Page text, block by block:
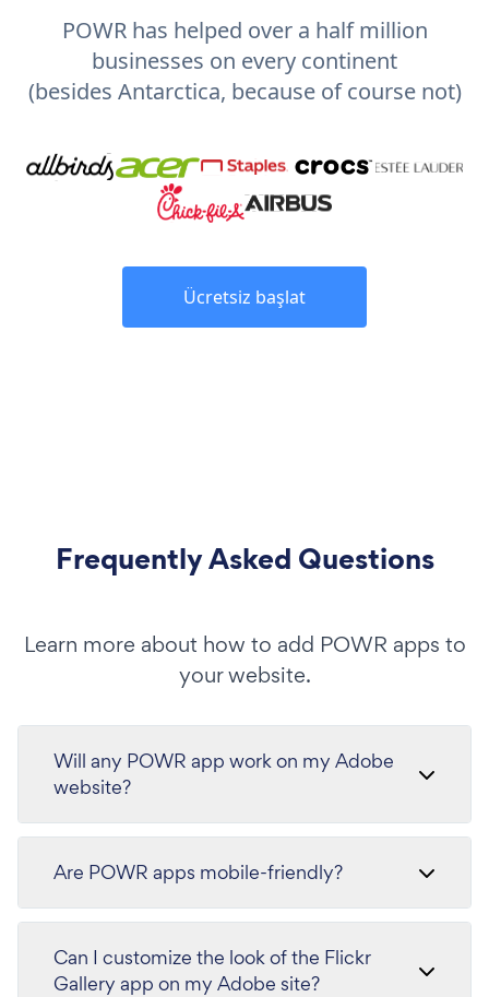
POWR has helped over a half million
businesses on every continent
(besides Antarctica, because of course not)
Ücretsiz başlat
Frequently Asked Questions
Learn more about how to add POWR apps to
your website.
Will any POWR app work on my Adobe
website?
Are POWR apps mobile-friendly?
Can I customize the look of the Flickr
Gallery app on my Adobe site?